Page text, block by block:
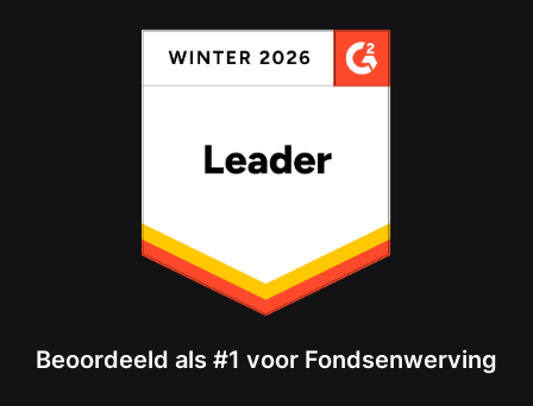
Beoordeeld als #1 voor Fondsenwerving